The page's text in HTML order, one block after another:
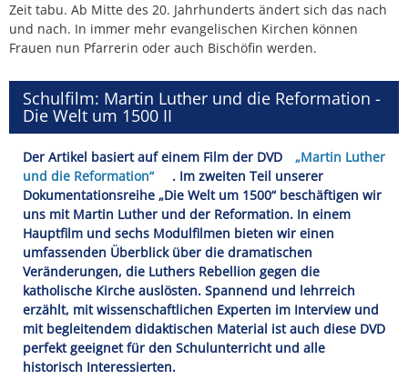
Zeit tabu. Ab Mitte des 20. Jahrhunderts ändert sich das nach
und nach. In immer mehr evangelischen Kirchen können
Frauen nun Pfarrerin oder auch Bischöfin werden.
Schulfilm: Martin Luther und die Reformation -
Die Welt um 1500 II
Der Artikel basiert auf einem Film der DVD
„Martin Luther
und die Reformation“
. Im zweiten Teil unserer
Dokumentationsreihe „Die Welt um 1500“ beschäftigen wir
uns mit Martin Luther und der Reformation. In einem
Hauptfilm und sechs Modulfilmen bieten wir einen
umfassenden Überblick über die dramatischen
Veränderungen, die Luthers Rebellion gegen die
katholische Kirche auslösten. Spannend und lehrreich
erzählt, mit wissenschaftlichen Experten im Interview und
mit begleitendem didaktischen Material ist auch diese DVD
perfekt geeignet für den Schulunterricht und alle
historisch Interessierten.